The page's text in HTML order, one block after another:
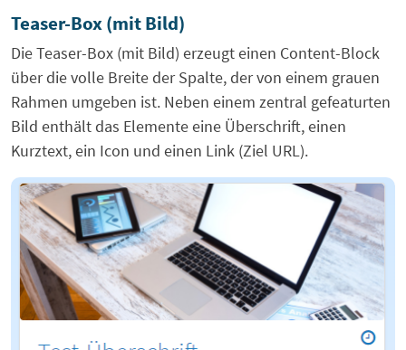
Teaser-Box (mit Bild)
Die Teaser-Box (mit Bild) erzeugt einen Content-Block
über die volle Breite der Spalte, der von einem grauen
Rahmen umgeben ist. Neben einem zentral gefeaturten
Bild enthält das Elemente eine Überschrift, einen
Kurztext, ein Icon und einen Link (Ziel URL).